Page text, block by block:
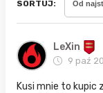
SORTUJ: Od
LeXin
9 paź
Kusi mnie to kupic